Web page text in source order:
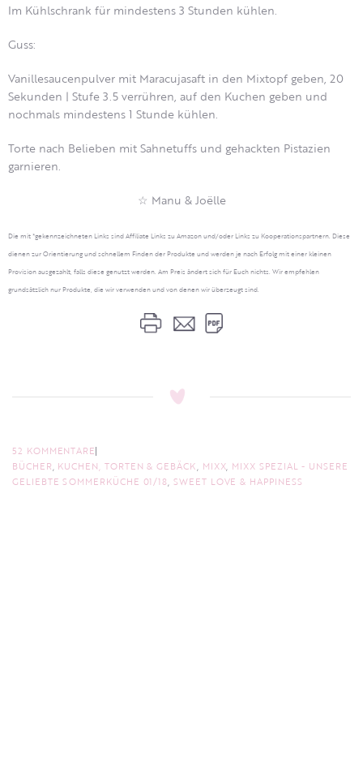
Im Kühlschrank für mindestens 3 Stunden kühlen.
Guss:
Vanillesaucenpulver mit Maracujasaft in den Mixtopf geben, 20
Sekunden | Stufe 3.5 verrühren, auf den Kuchen geben und
nochmals mindestens 1 Stunde kühlen.
Torte nach Belieben mit Sahnetuffs und gehackten Pistazien
garnieren.
☆ Manu & Joëlle
Die mit *gekennzeichneten Links sind Affiliate Links zu Amazon und/oder Links zu Kooperationspartnern. Diese
dienen zur Orientierung und schnellem Finden der Produkte und werden je nach Erfolg mit einer kleinen
Provision ausgezahlt, falls diese genutzt werden. Am Preis ändert sich für Euch nichts. Wir empfehlen
grundsätzlich nur Produkte, die wir verwenden und von denen wir überzeugt sind.
52 KOMMENTARE
BÜCHER, KUCHEN, TORTEN & GEBÄCK, MIXX, MIXX SPEZIAL - UNSERE
GELIEBTE SOMMERKÜCHE 01/18,SWEET LOVE & HAPPINESS